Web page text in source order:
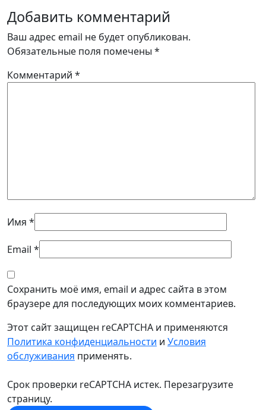
Добавить комментарий
Ваш адрес email не будет опубликован.
Обязательные поля помечены *
Комментарий *
Имя *
Email *
Сохранить моё имя, email и адрес сайта в этом
браузере для последующих моих комментариев.
Этот сайт защищен reCAPTCHA и применяются
Политика конфиденциальности и Условия
обслуживания применять.
Срок проверки reCAPTCHA истек. Перезагрузите
страницу.